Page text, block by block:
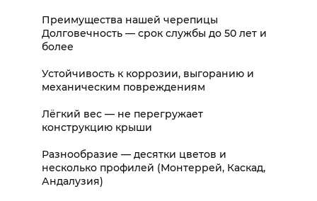
Преимущества нашей черепицы
Долговечность — срок службы до 50 лет и
более
Устойчивость к коррозии, выгоранию и
механическим повреждениям
Лёгкий вес — не перегружает
конструкцию крыши
Разнообразие — десятки цветов и
несколько профилей (Монтеррей, Каскад,
Андалузия)